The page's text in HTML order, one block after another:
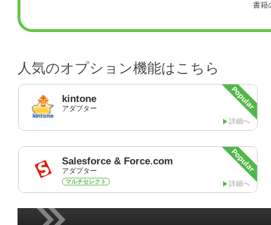
書籍
人気のオプション機能はこちら
kintone
アダプター
詳細へ
Salesforce & Force.com
アダプター
詳細へ
マルチセレクト